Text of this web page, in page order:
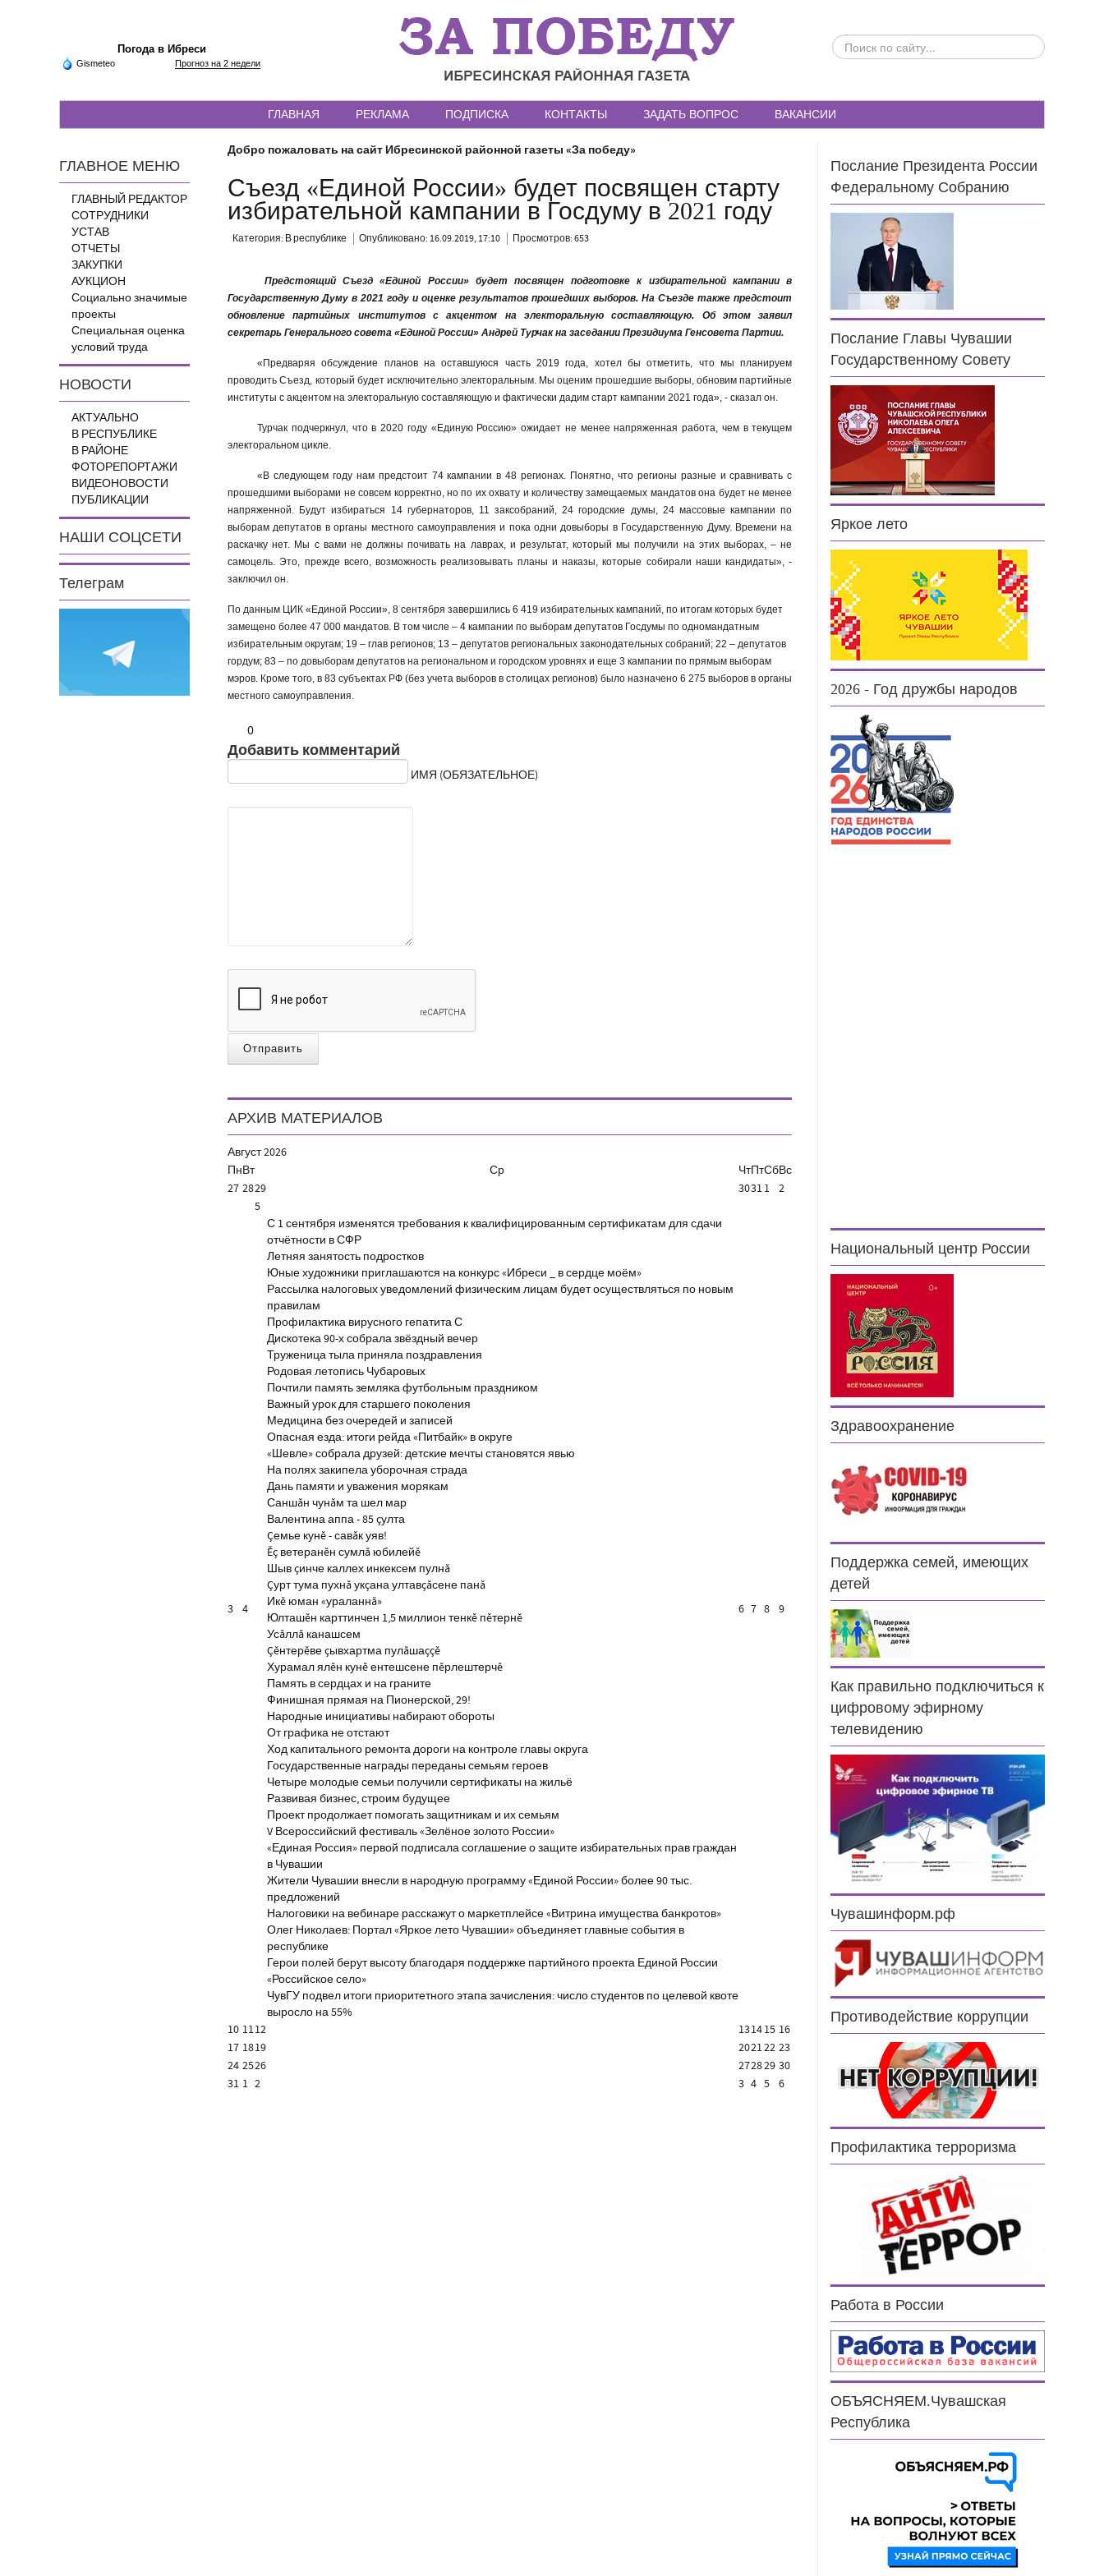
Погода в Ибреси
Gismeteo Прогноз на 2 недели
ПОИСК
ПО
ГЛАВНАЯ РЕКЛАМА ПОДПИСКА КОНТАКТЫ ЗАДАТЬ ВОПРОС ВАКАНСИИ
ГЛАВНОЕ МЕНЮ
ГЛАВНЫЙ РЕДАКТОР
СОТРУДНИКИ
УСТАВ
ОТЧЕТЫ
ЗАКУПКИ
АУКЦИОН
Социально значимые
проекты
Специальная оценка
условий труда
НОВОСТИ
АКТУАЛЬНО
В РЕСПУБЛИКЕ
В РАЙОНЕ
ФОТОРЕПОРТАЖИ
ВИДЕОНОВОСТИ
ПУБЛИКАЦИИ
НАШИ СОЦСЕТИ
Телеграм
Добро пожаловать на сайт Ибресинской районной газеты «За победу»
Съезд «Единой России» будет посвящен старту
избирательной кампании в Госдуму в 2021 году
Категория: В республике Опубликовано: 16.09.2019, 17:10 Просмотров: 653
Предстоящий Съезд «Единой России» будет посвящен подготовке к избирательной кампании в
Государственную Думу в 2021 году и оценке результатов прошедших выборов. На Съезде также предстоит
обновление партийных институтов с акцентом на электоральную составляющую. Об этом заявил
секретарь Генерального совета «Единой России» Андрей Турчак на заседании Президиума Генсовета Партии.
«Предваряя обсуждение планов на оставшуюся часть 2019 года, хотел бы отметить, что мы планируем
проводить Съезд, который будет исключительно электоральным. Мы оценим прошедшие выборы, обновим партийные
институты с акцентом на электоральную составляющую и фактически дадим старт кампании 2021 года», - сказал он.
Турчак подчеркнул, что в 2020 году «Единую Россию» ожидает не менее напряженная работа, чем в текущем
электоральном цикле.
«В следующем году нам предстоит 74 кампании в 48 регионах. Понятно, что регионы разные и сравнивать с
прошедшими выборами не совсем корректно, но по их охвату и количеству замещаемых мандатов она будет не менее
напряженной. Будут избираться 14 губернаторов, 11 заксобраний, 24 городские думы, 24 массовые кампании по
выборам депутатов в органы местного самоуправления и пока одни довыборы в Государственную Думу. Времени на
раскачку нет. Мы с вами не должны почивать на лаврах, и результат, который мы получили на этих выборах, – не
самоцель. Это, прежде всего, возможность реализовывать планы и наказы, которые собирали наши кандидаты», -
заключил он.
По данным ЦИК «Единой России», 8 сентября завершились 6 419 избирательных кампаний, по итогам которых будет
замещено более 47 000 мандатов. В том числе – 4 кампании по выборам депутатов Госдумы по одномандатным
избирательным округам; 19 – глав регионов; 13 – депутатов региональных законодательных собраний; 22 – депутатов
гордум; 83 – по довыборам депутатов на региональном и городском уровнях и еще 3 кампании по прямым выборам
мэров. Кроме того, в 83 субъектах РФ (без учета выборов в столицах регионов) было назначено 6 275 выборов в органы
местного самоуправления.
0
Добавить комментарий
ИМЯ (ОБЯЗАТЕЛЬНОЕ)
Отправить
АРХИВ МАТЕРИАЛОВ
Август2026
ПнВт Ср ЧтПтСбВс
27 2829 30311 2
3 4
5
С 1 сентября изменятся требования к квалифицированным сертификатам для сдачи
отчётности в СФР
Летняя занятость подростков
Юные художники приглашаются на конкурс «Ибреси _ в сердце моём»
Рассылка налоговых уведомлений физическим лицам будет осуществляться по новым
правилам
Профилактика вирусного гепатита С
Дискотека 90-х собрала звёздный вечер
Труженица тыла приняла поздравления
Родовая летопись Чубаровых
Почтили память земляка футбольным праздником
Важный урок для старшего поколения
Медицина без очередей и записей
Опасная езда: итоги рейда «Питбайк» в округе
«Шевле» собрала друзей: детские мечты становятся явью
На полях закипела уборочная страда
Дань памяти и уважения морякам
Саншăн чунăм та шел мар
Валентина аппа - 85 çулта
Çемье кунĕ - савăк уяв!
Ĕç ветеранĕн сумлă юбилейĕ
Шыв çинче каллех инкексем пулнă
Çурт тума пухнă укçана ултавçăсене панă
Икĕ юман «ураланнă»
Юлташĕн карттинчен 1,5 миллион тенкĕ пĕтернĕ
Усăллă канашсем
Çĕнтерĕве çывхартма пулăшаççĕ
Хурамал ялĕн кунĕ ентешсене пĕрлештерчĕ
Память в сердцах и на граните
Финишная прямая на Пионерской, 29!
Народные инициативы набирают обороты
От графика не отстают
Ход капитального ремонта дороги на контроле главы округа
Государственные награды переданы семьям героев
Четыре молодые семьи получили сертификаты на жильё
Развивая бизнес, строим будущее
Проект продолжает помогать защитникам и их семьям
V Всероссийский фестиваль «Зелёное золото России»
«Единая Россия» первой подписала соглашение о защите избирательных прав граждан
в Чувашии
Жители Чувашии внесли в народную программу «Единой России» более 90 тыс.
предложений
Налоговики на вебинаре расскажут о маркетплейсе «Витрина имущества банкротов»
Олег Николаев: Портал «Яркое лето Чувашии» объединяет главные события в
республике
Герои полей берут высоту благодаря поддержке партийного проекта Единой России
«Российское село»
ЧувГУ подвел итоги приоритетного этапа зачисления: число студентов по целевой квоте
выросло на 55%
6 7 8 9
10 1112 131415 16
17 1819 202122 23
24 2526 272829 30
31 1 2 3 4 5 6
Послание Президента России
Федеральному Собранию
Послание Главы Чувашии
Государственному Совету
Яркое лето
2026 - Год дружбы народов
Национальный центр России
Здравоохранение
Поддержка семей, имеющих
детей
Как правильно подключиться к
цифровому эфирному
телевидению
Чувашинформ.рф
Противодействие коррупции
Профилактика терроризма
Работа в России
ОБЪЯСНЯЕМ.Чувашская
Республика